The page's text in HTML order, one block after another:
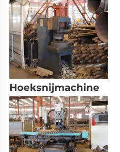
Hoeksnijmachine